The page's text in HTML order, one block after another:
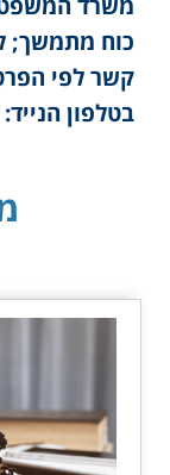
כוח מתמשך;
קשר לפי
בטלפון